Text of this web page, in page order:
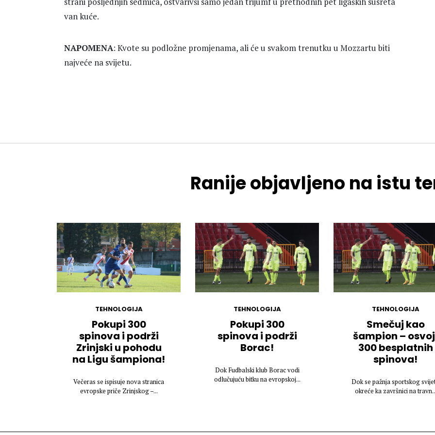
van kuće.
NAPOMENA: Kvote su podložne promjenama, ali će u svakom trenutku u Mozzartu biti
najveće na svijetu.
Ranije objavljeno na istu
TEHNOLOGIJA
Pokupi 300
spinova i podrži
Zrinjski u pohodu
na Ligu šampiona!
Večeras se ispisuje nova stranica
evropske priče Zrinjskog –...
TEHNOLOGIJA
Pokupi 300
spinova i podrži
Borac!
Dok Fudbalski klub Borac vodi
odlučujuću bitku na evropskoj...
TEHNOLOGIJA
Smečuj kao
šampion –
300 besplatnih
spinova!
Dok se pažnja sportskog
okreće ka završnici na